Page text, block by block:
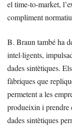
el time-to-market,
compliment
B. Braun també ha
intel·ligents,
dades sintètiques.
fàbriques que
permetent a les
produeixin i prendre
dades sintètiques